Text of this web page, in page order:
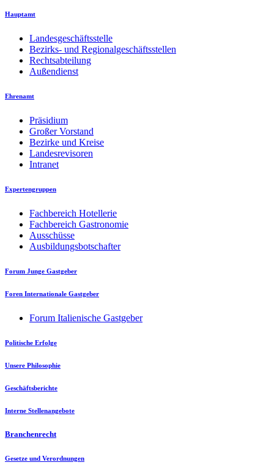
Hauptamt
Landesgeschäftsstelle
Bezirks- und Regionalgeschäftsstellen
Rechtsabteilung
Außendienst
Ehrenamt
Präsidium
Großer Vorstand
Bezirke und Kreise
Landesrevisoren
Intranet
Expertengruppen
Fachbereich Hotellerie
Fachbereich Gastronomie
Ausschüsse
Ausbildungsbotschafter
Forum Junge Gastgeber
Foren Internationale Gastgeber
Forum Italienische Gastgeber
Politische Erfolge
Unsere Philosophie
Geschäftsberichte
Interne Stellenangebote
Branchenrecht
Gesetze und Verordnungen